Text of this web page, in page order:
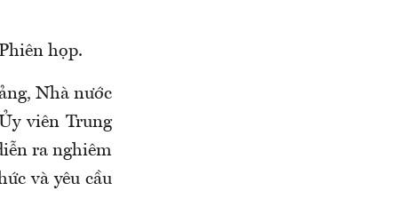
họp.
Nhà nước
viên Trung
ra nghiêm
và yêu cầu